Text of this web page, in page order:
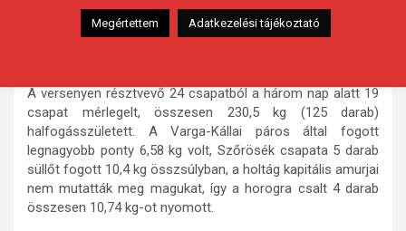
A 2010. április 30-május 2-ig a Félhalmi holtág ötös
szakaszán megrendezett "Félhalmi Nagyhalfogó Verseny"
A versenyen résztvevő 24 csapatból a három nap alatt 19
csapat mérlegelt, összesen 230,5 kg (125 darab)
halfogásszületett. A Varga-Kállai páros által fogott
legnagyobb ponty 6,58 kg volt, Szőrösék csapata 5 darab
süllőt fogott 10,4 kg összsúlyban, a holtág kapitális amurjai
nem mutatták meg magukat, így a horogra csalt 4 darab
összesen 10,74 kg-ot nyomott.
Megértettem Adatkezelési tájékoztató